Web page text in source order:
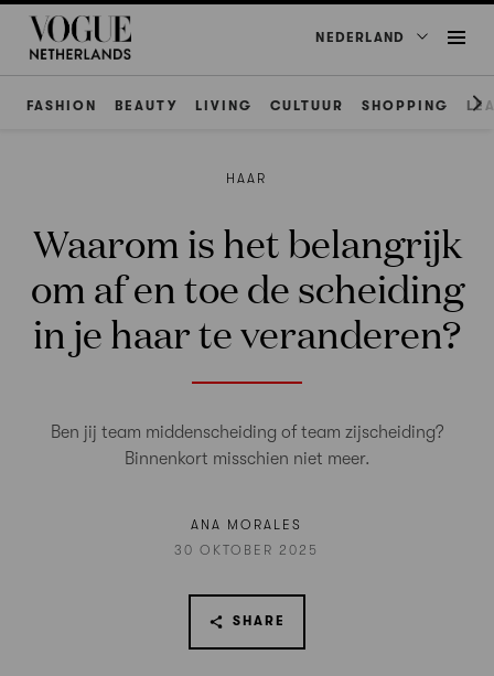
NEDERLAND
FASHION BEAUTY LIVING CULTUUR SHOPPING
HAAR
Waarom is het belangrijk
om af en toe de scheiding
in je haar te veranderen?
Ben jij team middenscheiding of team zijscheiding?
Binnenkort misschien niet meer.
ANA MORALES
30 OKTOBER 2025
SHARE